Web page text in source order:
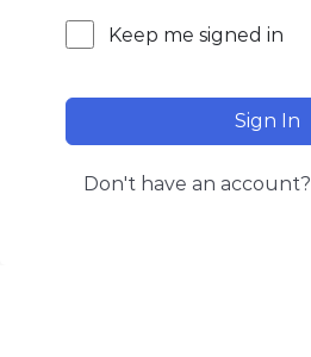
Keep me signed in
Sign In
Don't have an account?